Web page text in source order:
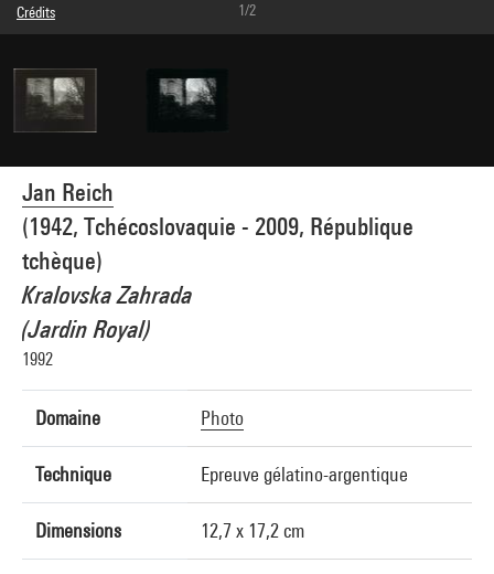
Jan Reich
(1942, Tchécoslovaquie - 2009, République
tchèque)
Kralovska Zahrada
(Jardin Royal)
1992
Domaine Photo
Technique Epreuve gélatino-argentique
Dimensions 12,7 x 17,2 cm
Crédits
© Jan Reich
GrandPalaisRmn
Réf. image : 4Y13305
Diffusion image :
GrandPalaisRmnPhoto
1/2